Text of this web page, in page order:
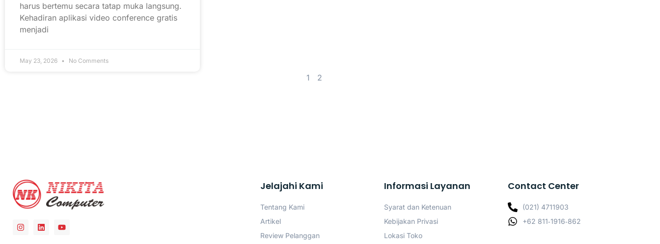
harus bertemu secara tatap muka langsung.
Kehadiran aplikasi video conference gratis
menjadi
May 23, 2026 No Comments
1 2
Jelajahi Kami
Tentang Kami
Artikel
Review Pelanggan
Informasi Layanan
Syarat dan Ketenuan
Kebijakan Privasi
Lokasi Toko
Contact Center
(021) 4711903
‪+62 811‑1916‑862‬